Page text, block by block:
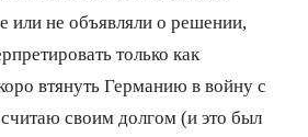
или не объявляли о решении,
только как
втянуть Германию в войну с
своим долгом (и это был